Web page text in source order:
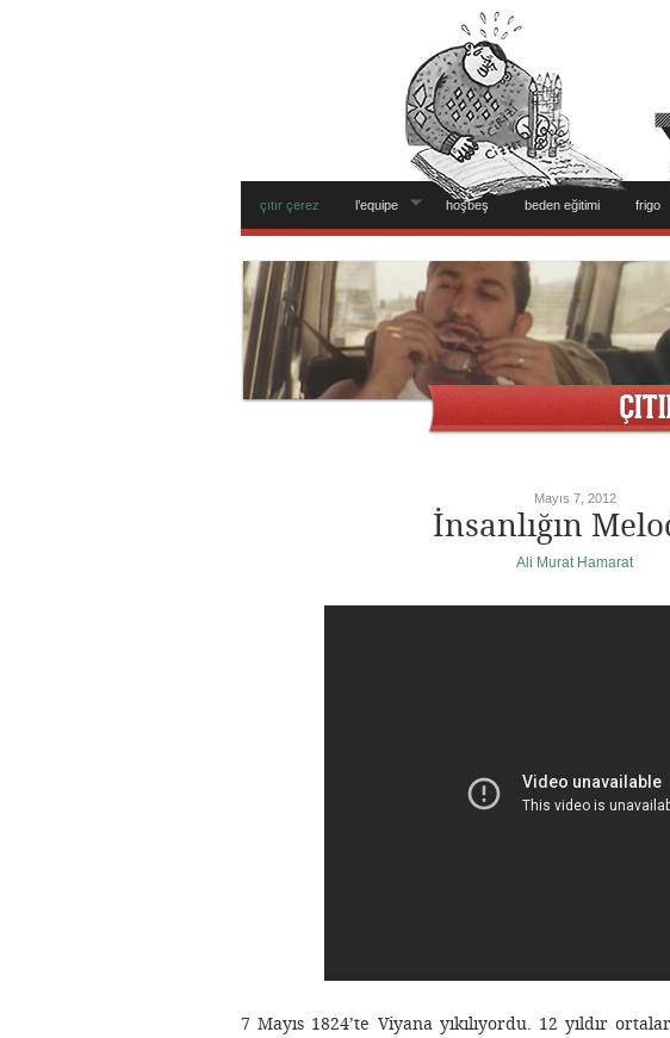
çıtır çerez l’equipe hoşbeş beden eğitimi frigo
Mayıs 7, 2012
İnsanlığın
Ali Murat Hamarat
7 Mayıs 1824’te Viyana yıkılıyordu. 12 yıldır